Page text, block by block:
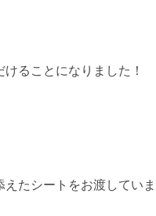
ることになりました！
たシートをお渡していま